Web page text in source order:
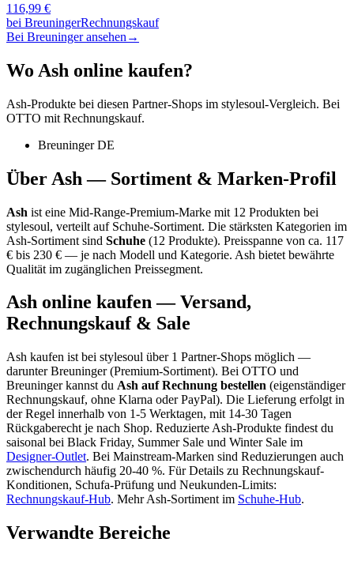
116,99 €
bei BreuningerRechnungskauf
Bei Breuninger ansehen →
Wo Ash online kaufen?
Ash-Produkte bei diesen Partner-Shops im stylesoul-Vergleich. Bei
OTTO mit Rechnungskauf.
Breuninger DE
Über Ash — Sortiment & Marken-Profil
Ash ist eine Mid-Range-Premium-Marke mit 12 Produkten bei
stylesoul, verteilt auf Schuhe-Sortiment. Die stärksten Kategorien im
Ash-Sortiment sind Schuhe (12 Produkte). Preisspanne von ca. 117
€ bis 230 € — je nach Modell und Kategorie. Ash bietet bewährte
Qualität im zugänglichen Preissegment.
Ash online kaufen — Versand,
Rechnungskauf & Sale
Ash kaufen ist bei stylesoul über 1 Partner-Shops möglich —
darunterBreuninger (Premium-Sortiment). Bei OTTO und
Breuninger kannst du Ash auf Rechnung bestellen (eigenständiger
Rechnungskauf, ohne Klarna oder PayPal). Die Lieferung erfolgt in
der Regel innerhalb von 1-5 Werktagen, mit 14-30 Tagen
Rückgaberecht je nach Shop. Reduzierte Ash-Produkte findest du
saisonal bei Black Friday, Summer Sale und Winter Sale im
Designer-Outlet. Bei Mainstream-Marken sind Reduzierungen auch
zwischendurch häufig 20-40 %. Für Details zu Rechnungskauf-
Konditionen, Schufa-Prüfung und Neukunden-Limits:
Rechnungskauf-Hub. MehrAsh-Sortiment im Schuhe-Hub.
Verwandte Bereiche